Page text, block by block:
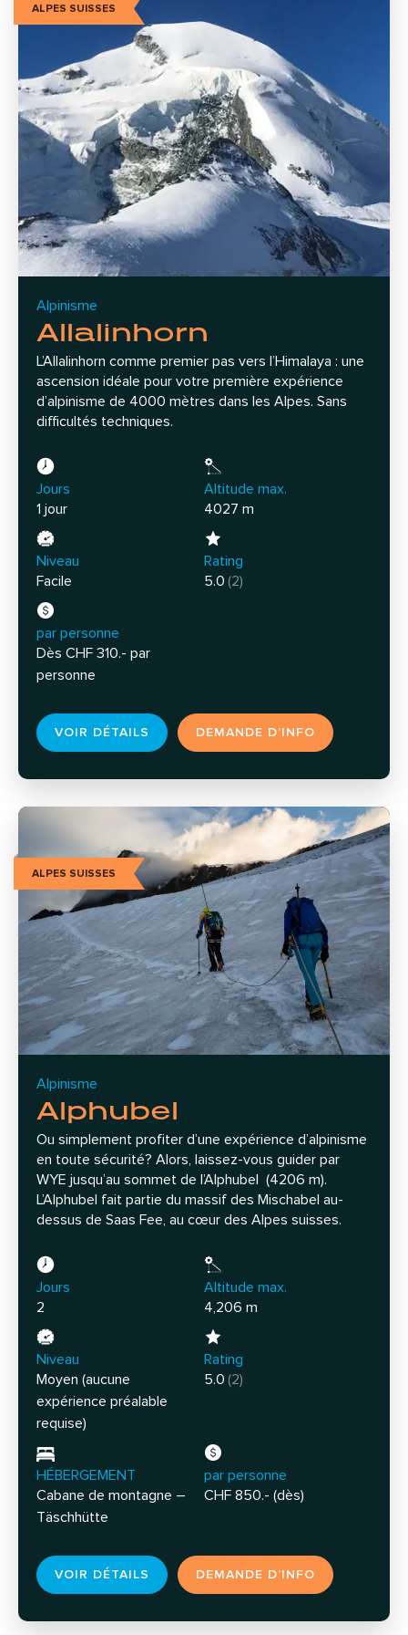
ALPES SUISSES
Alpinisme
Allalinhorn
L’Allalinhorn comme premier pas vers l’Himalaya : une
ascension idéale pour votre première expérience
d’alpinisme de 4000 mètres dans les Alpes. Sans
difficultés techniques.
Jours
1 jour
Altitude max.
4027 m
Niveau
Facile
Rating
5.0 (2)
par personne
Dès CHF 310.- par
personne
VOIR DÉTAILS DEMANDE D’INFO
ALPES SUISSES
Alpinisme
Alphubel
Ou simplement profiter d’une expérience d’alpinisme
en toute sécurité? Alors, laissez-vous guider par
WYE jusqu’au sommet de l’Alphubel (4206 m).
L’Alphubel fait partie du massif des Mischabel au-
dessus de Saas Fee, au cœur des Alpes suisses.
Jours
2
Altitude max.
4,206 m
Niveau
Moyen (aucune
expérience préalable
requise)
Rating
5.0 (2)
HÉBERGEMENT
Cabane de montagne –
Täschhütte
par personne
CHF 850.- (dès)
VOIR DÉTAILS DEMANDE D’INFO